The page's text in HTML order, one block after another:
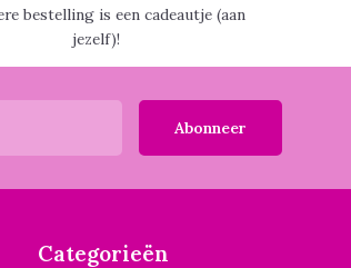
bestelling is een cadeautje (aan
jezelf)!
Abonneer
Categorieën